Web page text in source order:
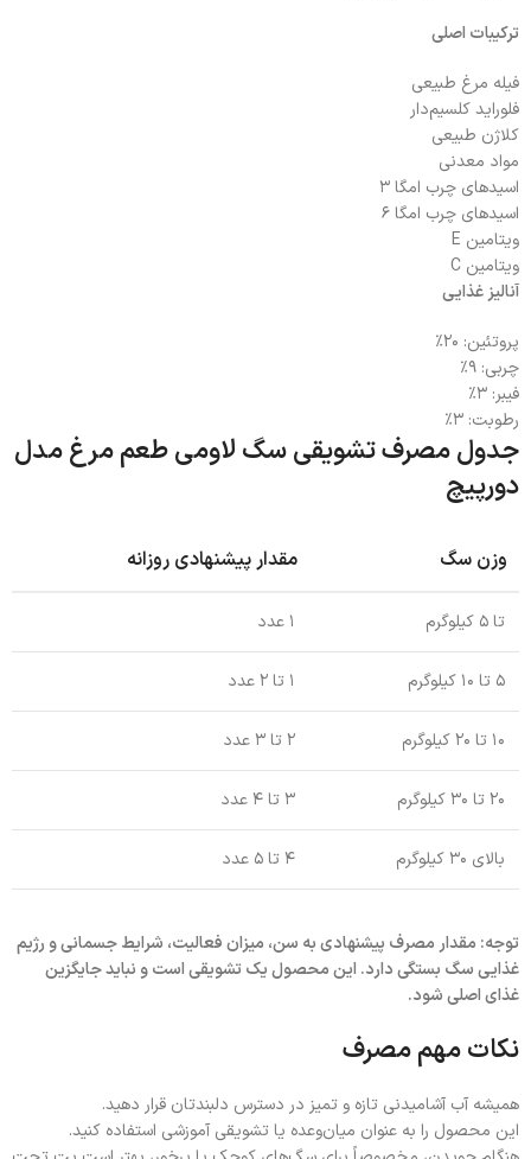
ترکیبات اصلی
فیله مرغ طبیعی
فلوراید کلسیم‌دار
کلاژن طبیعی
مواد معدنی
اسیدهای چرب امگا ۳
اسیدهای چرب امگا ۶
ویتامین E
ویتامین C
آنالیز غذایی
پروتئین: ۲۰٪
چربی: ۹٪
فیبر: ۳٪
رطوبت: ۳٪
جدول مصرف تشویقی سگ لاومی طعم مرغ مدل
دورپیچ
وزن سگ مقدار پیشنهادی روزانه
تا ۵ کیلوگرم ۱ عدد
۵ تا ۱۰ کیلوگرم ۱ تا ۲ عدد
۱۰ تا ۲۰ کیلوگرم ۲ تا ۳ عدد
۲۰ تا ۳۰ کیلوگرم ۳ تا ۴ عدد
بالای ۳۰ کیلوگرم ۴ تا ۵ عدد
توجه: مقدار مصرف پیشنهادی به سن، میزان فعالیت، شرایط جسمانی و رژیم
غذایی سگ بستگی دارد. این محصول یک تشویقی است و نباید جایگزین
غذای اصلی شود.
نکات مهم مصرف
همیشه آب آشامیدنی تازه و تمیز در دسترس دلبندتان قرار دهید.
این محصول را به عنوان میان‌وعده یا تشویقی آموزشی استفاده کنید.